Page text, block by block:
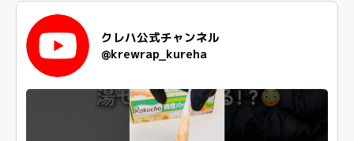
クレハ公式チャンネル
@krewrap_kureha